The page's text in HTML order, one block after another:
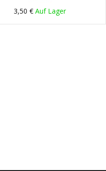
3,50 €Auf Lager